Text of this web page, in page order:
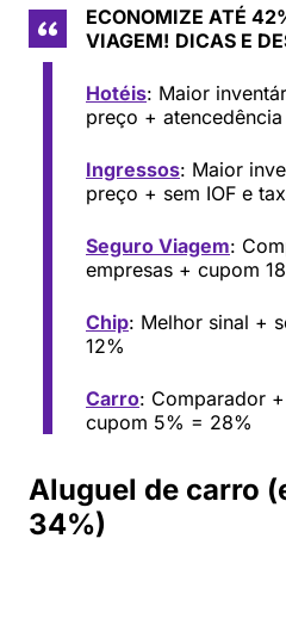
ECONOMIZE ATÉ
VIAGEM! DICAS E
Hotéis: Maior
preço +
Ingressos: Maior
preço + sem IOF e
Seguro Viagem:
empresas + cupom
Chip: Melhor sinal +
12%
Carro: Comparador
cupom 5% = 28%
Aluguel de carro
34%)